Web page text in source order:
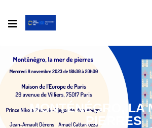
MONTÉNÉGRO, LA
PIERRES